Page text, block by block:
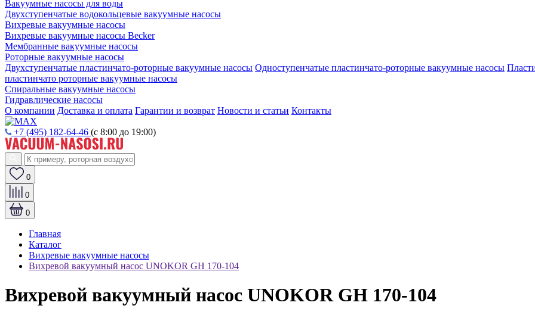
Вакуумные насосы для воды
Двухступенчатые водокольцевые вакуумные насосы
Вихревые вакуумные насосы
Вихревые вакуумные насосы Becker
Мембранные вакуумные насосы
Роторные вакуумные насосы
Двухступенчатые пластинчато-роторные вакуумные насосы Одноступенчатые пластинчато-роторные вакуумные насосы
пластинчато роторные вакуумные насосы
Спиральные вакуумные насосы
Гидравлические насосы
О компании Доставка и оплата Гарантии и возврат Новости и статьи Контакты
+7 (495) 182-64-46 (с 8:00 до 19:00)
0
0
0
Главная
Каталог
Вихревые вакуумные насосы
Вихревой вакуумный насос UNOKOR GH 170-104
Вихревой вакуумный насос UNOKOR GH 170-104